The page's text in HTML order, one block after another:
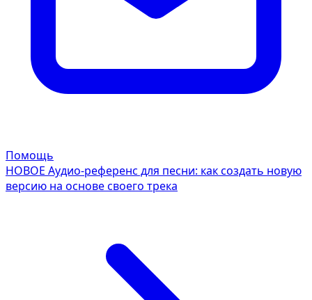
Помощь
НОВОЕ Аудио-референс для песни: как создать новую
версию на основе своего трека